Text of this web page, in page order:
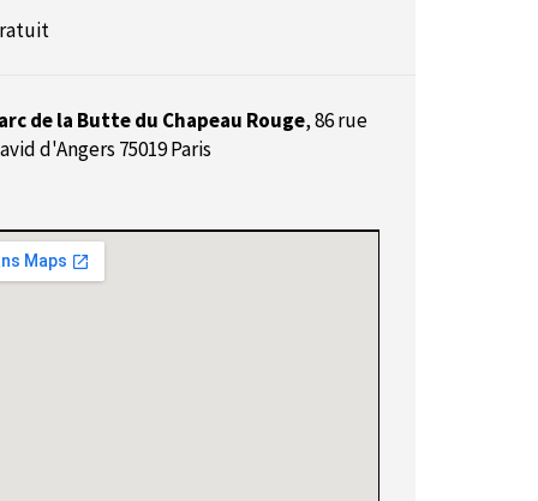
de la Butte du Chapeau Rouge,86 rue
d'Angers 75019 Paris